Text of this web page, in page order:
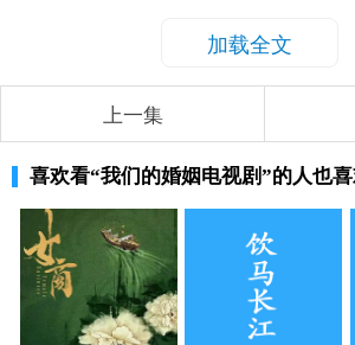
加载全文
上一集
喜欢看“我们的婚姻电视剧”的人也